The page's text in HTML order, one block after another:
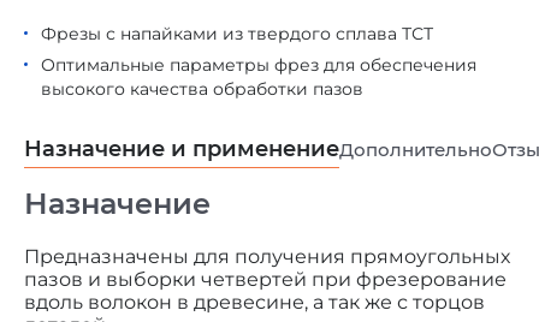
Фрезы с напайками из твердого сплава ТСТ
Оптимальные параметры фрез для обеспечения
высокого качества обработки пазов
Назначение и применениеДополнительно
Назначение
Предназначены для получения прямоугольных
пазов и выборки четвертей при фрезерование
вдоль волокон в древесине, а так же с торцов